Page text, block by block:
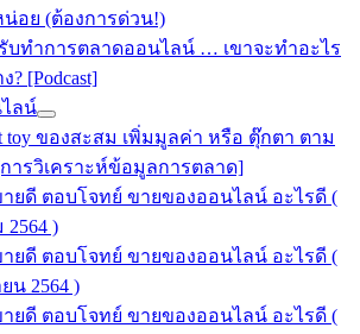
อย (ต้องการด่วน!)
รับทำการตลาดออนไลน์ … เขาจะทำอะไร
? [Podcast]
ลน์
toy ของสะสม เพิ่มมูลค่า หรือ ตุ๊กตา ตาม
ารวิเคราะห์ข้อมูลการตลาด]
ายดี ตอบโจทย์ ขายของออนไลน์ อะไรดี (
)
ายดี ตอบโจทย์ ขายของออนไลน์ อะไรดี (
น 2564 )
ายดี ตอบโจทย์ ขายของออนไลน์ อะไรดี (